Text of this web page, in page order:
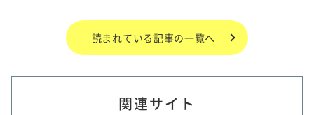
読まれている記事の一覧へ
関連サイト